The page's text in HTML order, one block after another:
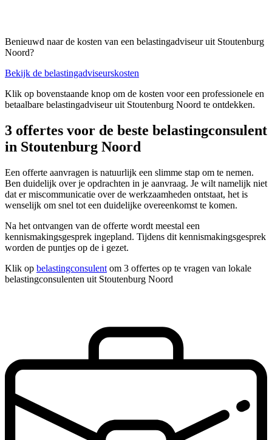
Benieuwd naar de kosten van een belastingadviseur uit Stoutenburg
Noord?
Bekijk de belastingadviseurskosten
Klik op bovenstaande knop om de kosten voor een professionele en
betaalbare belastingadviseur uit Stoutenburg Noord te ontdekken.
3 offertes voor de beste belastingconsulent
in Stoutenburg Noord
Een offerte aanvragen is natuurlijk een slimme stap om te nemen.
Ben duidelijk over je opdrachten in je aanvraag. Je wilt namelijk niet
dat er miscommunicatie over de werkzaamheden ontstaat, het is
wenselijk om snel tot een duidelijke overeenkomst te komen.
Na het ontvangen van de offerte wordt meestal een
kennismakingsgesprek ingepland. Tijdens dit kennismakingsgesprek
worden de puntjes op de i gezet.
Klik op belastingconsulent om 3 offertes op te vragen van lokale
belastingconsulenten uit Stoutenburg Noord